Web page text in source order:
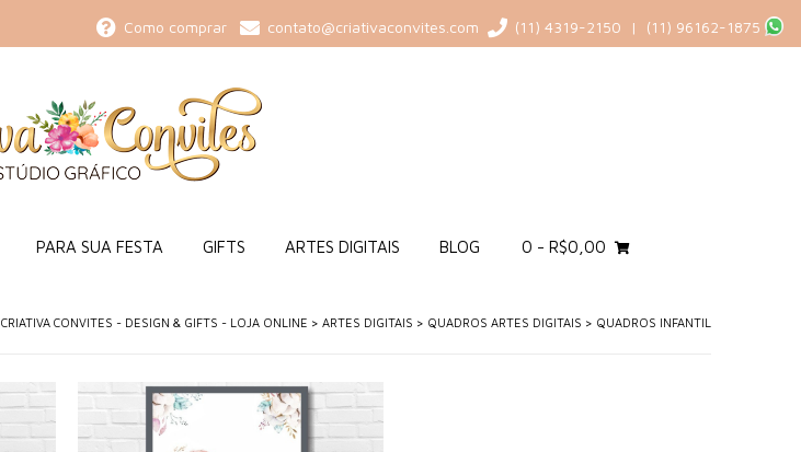
Como comprar contato@criativaconvites.com (11) 4319-2150 | (11) 96162-1875
PARA SUA FESTA GIFTS ARTES DIGITAIS BLOG 0 - R$0,00
CRIATIVA CONVITES - DESIGN & GIFTS - LOJA ONLINE > ARTES DIGITAIS > QUADROS ARTES DIGITAIS > QUADROS INFANTIL